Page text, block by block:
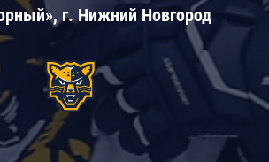
г. Нижний Новгород